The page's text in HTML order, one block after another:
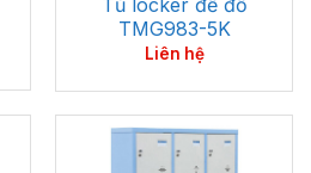
TMG983-5K
Liên hệ